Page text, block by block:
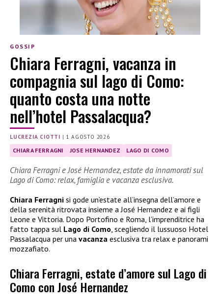
GOSSIP
Chiara Ferragni, vacanza in
compagnia sul lago di Como:
quanto costa una notte
nell’hotel Passalacqua?
LUCREZIA CIOTTI | 1 AGOSTO 2026
CHIARA FERRAGNI JOSE HERNANDEZ LAGO DI COMO
Chiara Ferragni e José Hernandez, estate da innamorati sul
Lago di Como: relax, famiglia e vacanza esclusiva.
Chiara Ferragni si gode un’estate all’insegna dell’amore e
della serenità ritrovata insieme a José Hernandez e ai figli
Leone e Vittoria. Dopo Portofino e Roma, l’imprenditrice ha
fatto tappa sul Lago di Como , scegliendo il lussuoso Hotel
Passalacqua per una vacanza esclusiva tra relax e panorami
mozzafiato.
Chiara Ferragni, estate d’amore sul Lago di
Como con José Hernandez